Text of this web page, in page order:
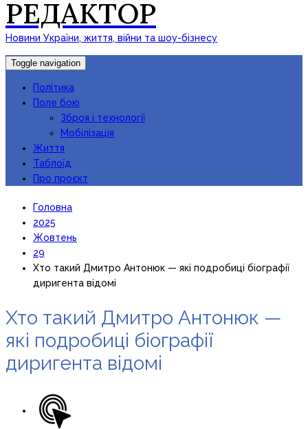
РЕДАКТОР
Новини України, життя, війни та шоу-бізнесу
Toggle navigation
Політика
Поле бою
Зброя і технології
Мобілізація
Життя
Таблоїд
Про проєкт
Головна
2025
Жовтень
29
Хто такий Дмитро Антонюк — які подробиці біографії
диригента відомі
Хто такий Дмитро Антонюк —
які подробиці біографії
диригента відомі